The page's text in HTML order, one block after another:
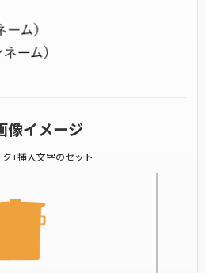
像イメージ
+挿入文字のセット